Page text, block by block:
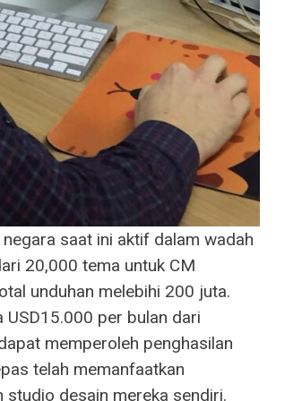
saat ini aktif dalam wadah
20,000 tema untuk CM
unduhan melebihi 200 juta.
per bulan dari
memperoleh penghasilan
telah memanfaatkan
studio desain mereka sendiri.